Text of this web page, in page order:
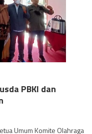
PBKI dan
Umum Komite Olahraga